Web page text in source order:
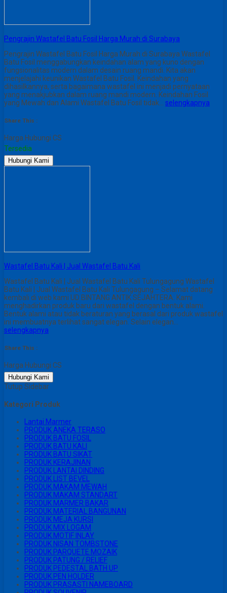
Pengrajin Wastafel Batu Fosil Harga Murah di Surabaya
Pengrajin Wastafel Batu Fosil Harga Murah di Surabaya Wastafel
Batu Fosil menggabungkan keindahan alam yang kuno dengan
fungsionalitas modern dalam desain ruang mandi. Kita akan
menjelajahi keunikan Wastafel Batu Fosil. Keindahan yang
dihasilkannya, serta bagaimana wastafel ini menjadi pernyataan
yang menakjubkan dalam ruang mandi modern. Keindahan Fosil
yang Mewah dan Alami Wastafel Batu Fosil tidak… selengkapnya
Share This :
Harga Hubungi CS
Tersedia
Hubungi Kami
Wastafel Batu Kali | Jual Wastafel Batu Kali
Wastafel Batu Kali | Jual Wastafel Batu Kali Tulungagung Wastafel
Batu Kali | Jual Wastafel Batu Kali Tulungagung – Selamat datang
kembali di web kami UD BINTANG ANTIK SEJAHTERA. Kami
menghadirkan produk baru dari wastafel dengan bentuk alami.
Bentuk alami atau tidak beraturan yang berasal dari produk wastafel
ini membuatnya terlihat sangat elegan. Selain elegan…
selengkapnya
Share This :
Harga Hubungi CS
Hubungi Kami
Tutup Sidebar
Kategori Produk
Lantai Marmer
PRODUK ANEKA TERASO
PRODUK BATU FOSIL
PRODUK BATU KALI
PRODUK BATU SIKAT
PRODUK KERAJINAN
PRODUK LANTAI DINDING
PRODUK LIST BEVEL
PRODUK MAKAM MEWAH
PRODUK MAKAM STANDART
PRODUK MARMER BAKAR
PRODUK MATERIAL BANGUNAN
PRODUK MEJA KURSI
PRODUK MIX LOGAM
PRODUK MOTIF INLAY
PRODUK NISAN TOMBSTONE
PRODUK PARQUETE MOZAIK
PRODUK PATUNG / RELIEF
PRODUK PEDESTAL BATH UP
PRODUK PEN HOLDER
PRODUK PRASASTI NAMEBOARD